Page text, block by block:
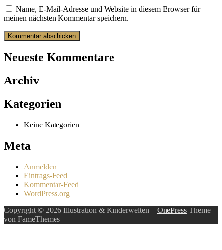
Name, E-Mail-Adresse und Website in diesem Browser für
meinen nächsten Kommentar speichern.
Neueste Kommentare
Archiv
Kategorien
Keine Kategorien
Meta
Anmelden
Eintrags-Feed
Kommentar-Feed
WordPress.org
Copyright © 2026 Illustration & Kinderwelten – OnePress Theme
von FameThemes